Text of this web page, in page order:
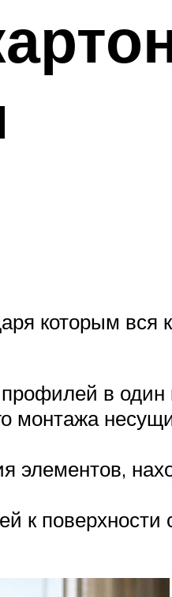
которым вся
в один
монтажа
элементов,
к поверхности